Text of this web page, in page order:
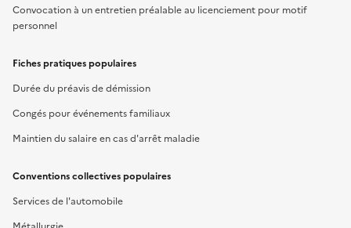
Convocation à un entretien préalable au licenciement pour motif
personnel
Fiches pratiques populaires
Durée du préavis de démission
Congés pour événements familiaux
Maintien du salaire en cas d'arrêt maladie
Conventions collectives populaires
Services de l'automobile